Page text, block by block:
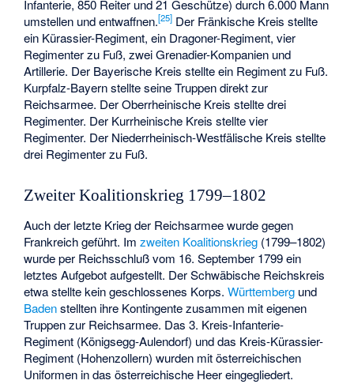
Infanterie, 850 Reiter und 21 Geschütze) durch 6.000 Mann
umstellen und entwaffnen.[25] Der Fränkische Kreis stellte
ein Kürassier-Regiment, ein Dragoner-Regiment, vier
Regimenter zu Fuß, zwei Grenadier-Kompanien und
Artillerie. Der Bayerische Kreis stellte ein Regiment zu Fuß.
Kurpfalz-Bayern stellte seine Truppen direkt zur
Reichsarmee. Der Oberrheinische Kreis stellte drei
Regimenter. Der Kurrheinische Kreis stellte vier
Regimenter. Der Niederrheinisch-Westfälische Kreis stellte
drei Regimenter zu Fuß.
Zweiter Koalitionskrieg 1799–1802
Auch der letzte Krieg der Reichsarmee wurde gegen
Frankreich geführt. Imzweiten Koalitionskrieg (1799–1802)
wurde per Reichsschluß vom 16. September 1799 ein
letztes Aufgebot aufgestellt. Der Schwäbische Reichskreis
etwa stellte kein geschlossenes Korps.Württemberg und
Badenstellten ihre Kontingente zusammen mit eigenen
Truppen zur Reichsarmee. Das 3. Kreis-Infanterie-
Regiment (Königsegg-Aulendorf) und das Kreis-Kürassier-
Regiment (Hohenzollern) wurden mit österreichischen
Uniformen in das österreichische Heer eingegliedert.